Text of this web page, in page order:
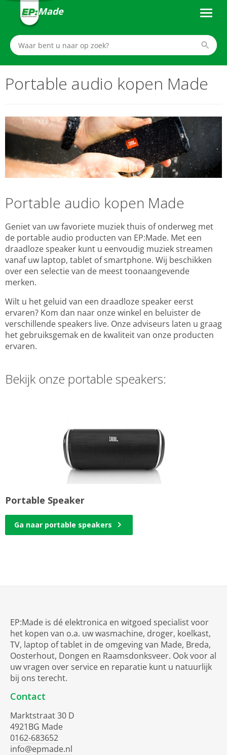
Made
Portable audio kopen Made
Portable audio kopen Made
Geniet van uw favoriete muziek thuis of onderweg met
de portable audio producten van EP:Made. Met een
draadloze speaker kunt u eenvoudig muziek streamen
vanaf uw laptop, tablet of smartphone. Wij beschikken
over een selectie van de meest toonaangevende
merken.
Wilt u het geluid van een draadloze speaker eerst
ervaren? Kom dan naar onze winkel en beluister de
verschillende speakers live. Onze adviseurs laten u graag
het gebruiksgemak en de kwaliteit van onze producten
ervaren.
Bekijk onze portable speakers:
Portable Speaker
Ga naar portable speakers
EP:Made is dé elektronica en witgoed specialist voor
het kopen van o.a. uw wasmachine, droger, koelkast,
TV, laptop of tablet in de omgeving van Made, Breda,
Oosterhout, Dongen en Raamsdonksveer. Ook voor al
uw vragen over service en reparatie kunt u natuurlijk
bij ons terecht.
Contact
Marktstraat 30 D
4921BG Made
0162-683652
info@epmade.nl